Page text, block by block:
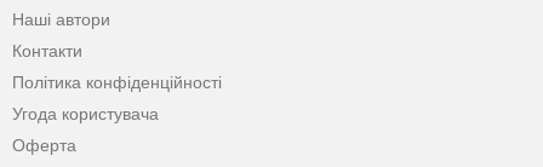
Наші автори
Контакти
Політика конфіденційності
Угода користувача
Оферта